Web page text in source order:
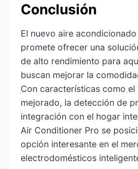
Conclusión
El nuevo aire
promete ofrecer una
de alto rendimiento para
buscan mejorar la
Con características como el
mejorado, la detección de
integración con el hogar
Air Conditioner Pro se
opción interesante en el
electrodomésticos